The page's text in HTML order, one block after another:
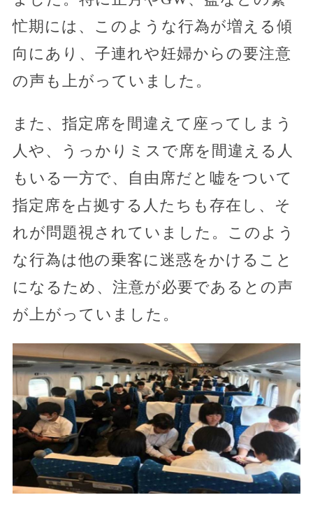
忙期には、このような行為が増える傾
向にあり、子連れや妊婦からの要注意
の声も上がっていました。
また、指定席を間違えて座ってしまう
人や、うっかりミスで席を間違える人
もいる一方で、自由席だと嘘をついて
指定席を占拠する人たちも存在し、そ
れが問題視されていました。このよう
な行為は他の乗客に迷惑をかけること
になるため、注意が必要であるとの声
が上がっていました。